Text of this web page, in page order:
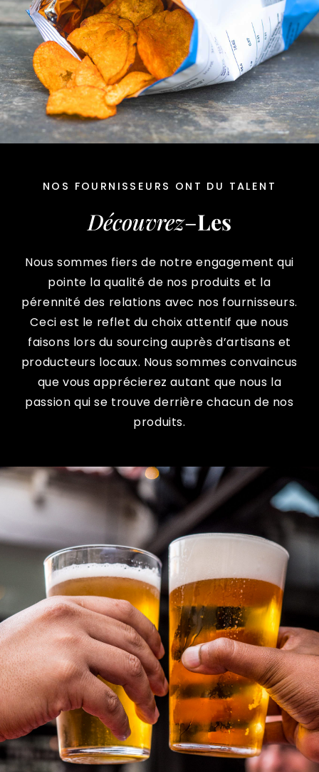
NOS FOURNISSEURS ONT DU TALENT
Découvrez–Les
Nous sommes fiers de notre engagement qui
pointe la qualité de nos produits et la
pérennité des relations avec nos fournisseurs.
Ceci est le reflet du choix attentif que nous
faisons lors du sourcing auprès d’artisans et
producteurs locaux. Nous sommes convaincus
que vous apprécierez autant que nous la
passion qui se trouve derrière chacun de nos
produits.